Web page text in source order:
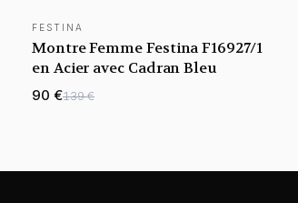
FESTINA
Montre Femme Festina F16927/1
en Acier avec Cadran Bleu
90 €139 €